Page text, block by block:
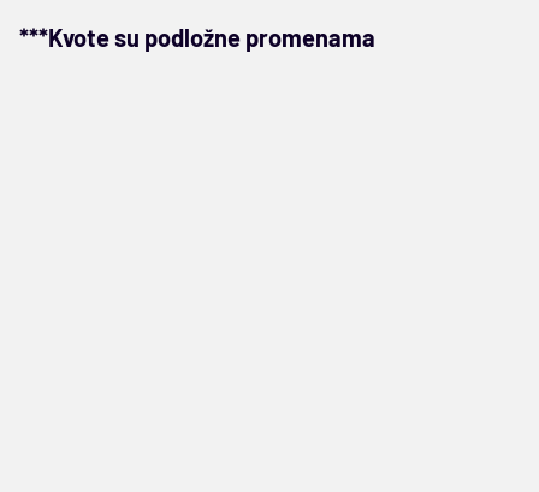
***Kvote su podložne promenama